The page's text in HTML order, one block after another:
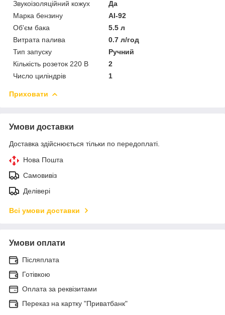
Звукоізоляційний кожух
Да
Марка бензину
АІ-92
Об'єм бака
5.5 л
Витрата палива
0.7 л/год
Тип запуску
Ручний
Кількість розеток 220 В
2
Число циліндрів
1
Приховати
Умови доставки
Доставка здійснюється тільки по передоплаті.
Нова Пошта
Самовивіз
Делівері
Всі умови доставки
Умови оплати
Післяплата
Готівкою
Оплата за реквізитами
Переказ на картку "Приватбанк"